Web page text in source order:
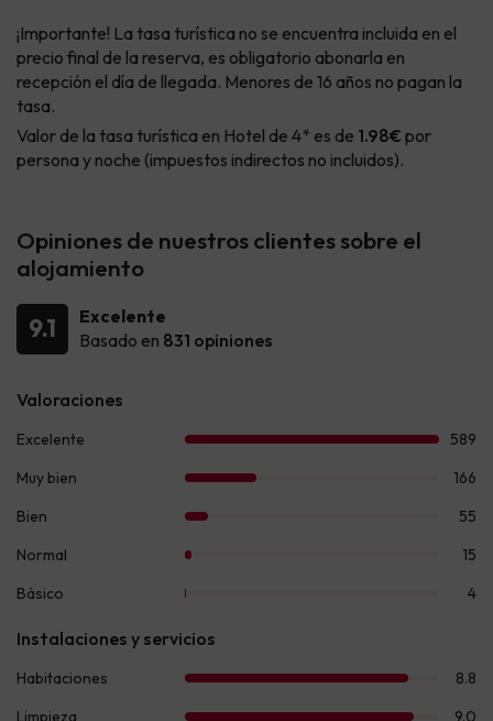
¡Importante! La tasa turística no se encuentra incluida en el
precio final de la reserva, es obligatorio abonarla en
recepción el día de llegada. Menores de 16 años no pagan la
tasa.
Valor de la tasa turística en Hotel de 4* es de 1.98€ por
persona y noche (impuestos indirectos no incluidos).
Opiniones de nuestros clientes sobre el
alojamiento
9.1
Excelente
Basado en 831 opiniones